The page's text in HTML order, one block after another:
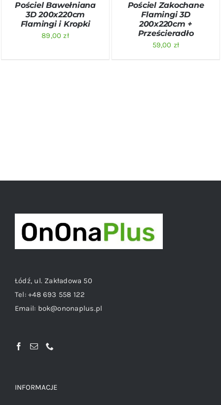
Pościel Bawełniana
3D 200x220cm
Flamingi i Kropki
89,00zł
Pościel Zakochane
Flamingi 3D
200x220cm +
Prześcieradło
59,00 zł
Łódź, ul. Zakładowa 50
Tel:+48 693 558 122
Email: bok@ononaplus.pl
INFORMACJE